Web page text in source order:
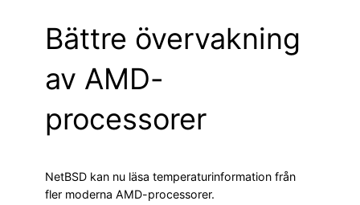
Bättre övervakning
av AMD-
processorer
NetBSD kan nu läsa temperaturinformation från
fler moderna AMD-processorer.